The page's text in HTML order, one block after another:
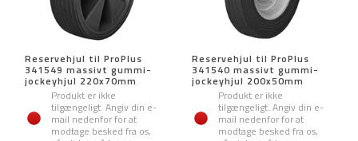
Reservehjul til ProPlus
341549 massivt gummi-
jockeyhjul 220x70mm
Produkt er ikke
tilgængeligt. Angiv din e-
mail nedenfor for at
modtage besked fra os,
Reservehjul til ProPlus
341540 massivt gummi-
jockeyhjul 200x50mm
Produkt er ikke
tilgængeligt. Angiv din e-
mail nedenfor for at
modtage besked fra os,